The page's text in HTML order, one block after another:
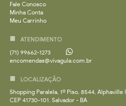
Fale Conosco
Minha Conta
Meu Carrinho
ATENDIMENTO
(71) 99662-1273
encomendas@vivagula.com.br
LOCALIZAÇÃO
Shopping Paralela, 1º Piso, 8544, Alphaville I
CEP 41730-101. Salvador - BA